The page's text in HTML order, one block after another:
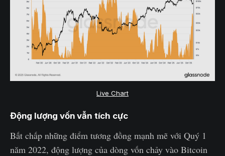
Live Chart
Động lượng vốn vẫn tích cực
Bất chấp những điểm tương đồng mạnh mẽ với Quý 1
năm 2022, động lượng của dòng vốn chảy vào Bitcoin